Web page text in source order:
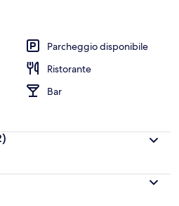
Parcheggio disponibile
Ristorante
Bar